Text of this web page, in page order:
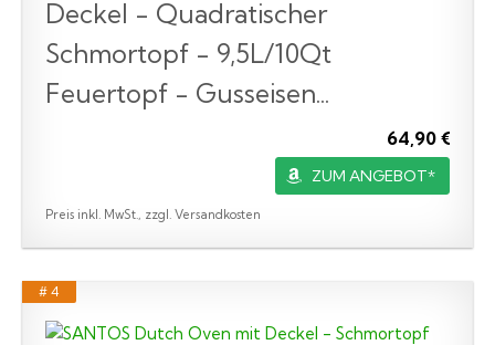
Deckel - Quadratischer
Schmortopf - 9,5L/10Qt
Feuertopf - Gusseisen...
64,90 €
ZUM ANGEBOT*
Preis inkl. MwSt., zzgl. Versandkosten
# 4